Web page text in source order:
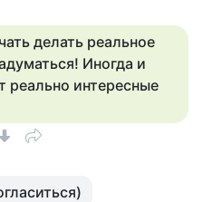
делать реальное
Иногда и
реально интересные